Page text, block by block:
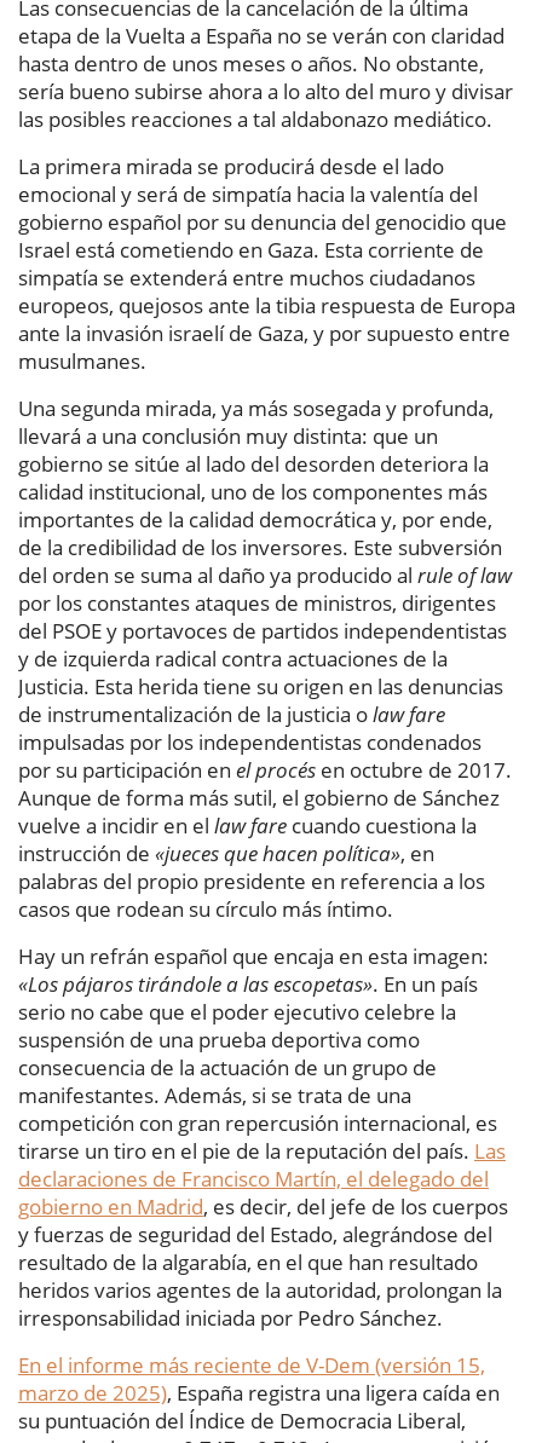
Las consecuencias de la cancelación de la última
etapa de la Vuelta a España no se verán con claridad
hasta dentro de unos meses o años. No obstante,
sería bueno subirse ahora a lo alto del muro y divisar
las posibles reacciones a tal aldabonazo mediático.
La primera mirada se producirá desde el lado
emocional y será de simpatía hacia la valentía del
gobierno español por su denuncia del genocidio que
Israel está cometiendo en Gaza. Esta corriente de
simpatía se extenderá entre muchos ciudadanos
europeos, quejosos ante la tibia respuesta de Europa
ante la invasión israelí de Gaza, y por supuesto entre
musulmanes.
Una segunda mirada, ya más sosegada y profunda,
llevará a una conclusión muy distinta: que un
gobierno se sitúe al lado del desorden deteriora la
calidad institucional, uno de los componentes más
importantes de la calidad democrática y, por ende,
de la credibilidad de los inversores. Este subversión
del orden se suma al daño ya producido al rule of law
por los constantes ataques de ministros, dirigentes
del PSOE y portavoces de partidos independentistas
y de izquierda radical contra actuaciones de la
Justicia. Esta herida tiene su origen en las denuncias
de instrumentalización de la justicia olaw fare
impulsadas por los independentistas condenados
por su participación en el procés en octubre de 2017.
Aunque de forma más sutil, el gobierno de Sánchez
vuelve a incidir en el law fare cuando cuestiona la
instrucción de «jueces que hacen política», en
palabras del propio presidente en referencia a los
casos que rodean su círculo más íntimo.
Hay un refrán español que encaja en esta imagen:
«Los pájaros tirándole a las escopetas». En un país
serio no cabe que el poder ejecutivo celebre la
suspensión de una prueba deportiva como
consecuencia de la actuación de un grupo de
manifestantes. Además, si se trata de una
competición con gran repercusión internacional, es
tirarse un tiro en el pie de la reputación del país. Las
declaraciones de Francisco Martín, el delegado del
gobierno en Madrid, es decir, del jefe de los cuerpos
y fuerzas de seguridad del Estado, alegrándose del
resultado de la algarabía, en el que han resultado
heridos varios agentes de la autoridad, prolongan la
irresponsabilidad iniciada por Pedro Sánchez.
En el informe más reciente de V-Dem (versión 15,
marzo de 2025), España registra una ligera caída en
su puntuación del Índice de Democracia Liberal,